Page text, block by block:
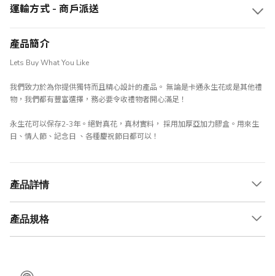
運輸方式 - 商戶派送
產品簡介
Lets Buy What You Like
我們致力於為你提供獨特而且精心設計的產品。 無論是卡通永生花或是其他禮
物，我們都有豐富選擇，務必要令收禮物者開心滿足！
永生花可以保存2-3年。絕對真花，真材實料， 採用加厚亞加力膠盒。用來生
日、情人節、記念日 、各種慶祝節日都可以！
產品詳情
產品規格